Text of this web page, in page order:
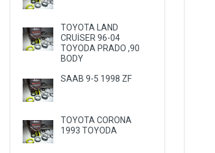
TOYOTA LAND
CRUİSER 96-04
TOYODA PRADO ,90
BODY
SAAB 9-5 1998 ZF
TOYOTA CORONA
1993 TOYODA